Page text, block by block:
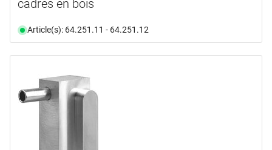
cadres en bois
Article(s): 64.251.11 - 64.251.12